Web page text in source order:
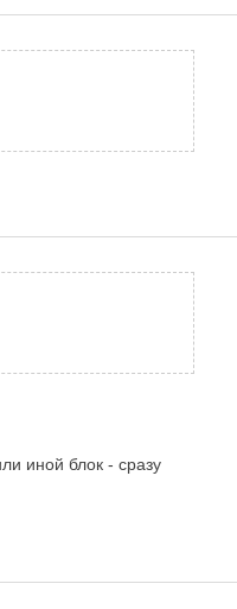
иной блок - сразу